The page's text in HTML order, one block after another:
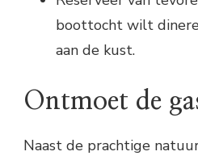
boottocht wilt
aan de kust.
Ontmoet de
Naast de prachtige